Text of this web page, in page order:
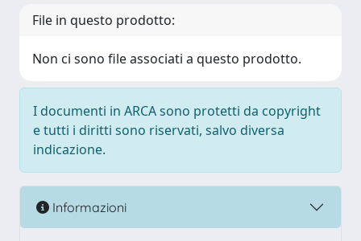
File in questo prodotto:
Non ci sono file associati a questo prodotto.
I documenti in ARCA sono protetti da copyright
e tutti i diritti sono riservati, salvo diversa
indicazione.
Informazioni